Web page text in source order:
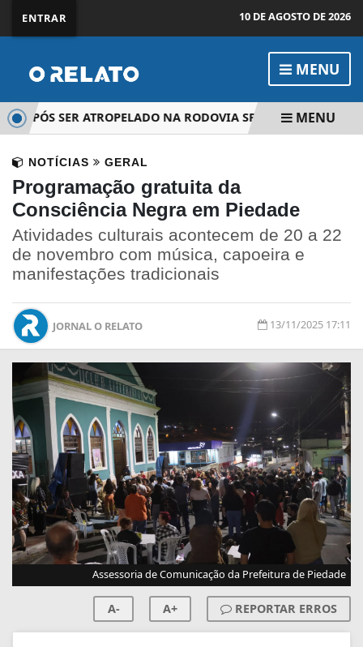
ENTRAR 10 DE AGOSTO DE 2026
MENU
APÓS SER ATROPELADO NA RODOVIA SP-250, EM IBIÚNA
MENU
NOTÍCIAS GERAL
Programação gratuita da
Consciência Negra em Piedade
Atividades culturais acontecem de 20 a 22
de novembro com música, capoeira e
manifestações tradicionais
JORNAL O RELATO 13/11/2025 17:11
Assessoria de Comunicação da Prefeitura de Piedade
A- A+ REPORTAR ERROS